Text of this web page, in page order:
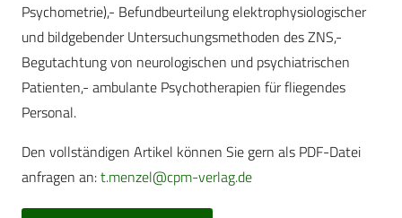
Psychometrie),- Befundbeurteilung elektrophysiologischer
und bildgebender Untersuchungsmethoden des ZNS,-
Begutachtung von neurologischen und psychiatrischen
Patienten,- ambulante Psychotherapien für fliegendes
Personal.
Den vollständigen Artikel können Sie gern als PDF-Datei
anfragen an:t.menzel@cpm-verlag.de